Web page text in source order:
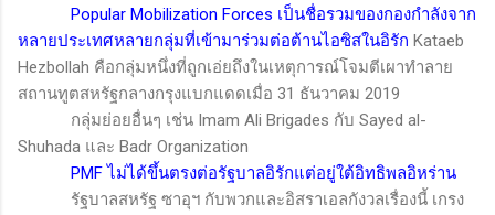
Popular Mobilization Forces เป็นชื่อรวมของกองกำลังจาก
หลายประเทศหลายกลุ่มที่เข้ามาร่วมต่อต้านไอซิสในอิรัก Kataeb
Hezbollah คือกลุ่มหนึ่งที่ถูกเอ่ยถึงในเหตุการณ์โจมตีเผาทำลาย
สถานทูตสหรัฐกลางกรุงแบกแดดเมื่อ 31 ธันวาคม 2019
กลุ่มย่อยอื่นๆ เช่น Imam Ali Brigades กับ Sayed al-
Shuhada และ Badr Organization
PMFไม่ได้ขึ้นตรงต่อรัฐบาลอิรักแต่อยู่ใต้อิทธิพลอิหร่าน
รัฐบาลสหรัฐ ซาอุฯ กับพวกและอิสราเอลกังวลเรื่องนี้ เกรง